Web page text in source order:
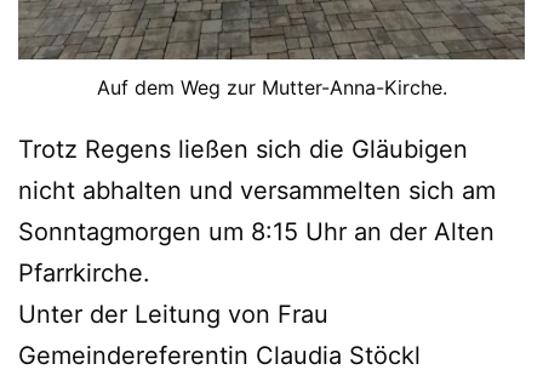
Auf dem Weg zur Mutter-Anna-Kirche.
Trotz Regens ließen sich die Gläubigen
nicht abhalten und versammelten sich am
Sonntagmorgen um 8:15 Uhr an der Alten
Pfarrkirche.
Unter der Leitung von Frau
Gemeindereferentin Claudia Stöckl